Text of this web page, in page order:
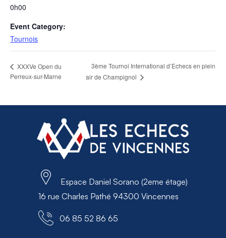
0h00
Event Category:
Tournois
XXXVe Open du
Perreux-sur-Marne
3ème Tournoi International d’Echecs en plein
air de Champignol
Espace Daniel Sorano (2eme étage)
16 rue Charles Pathé 94300 Vincennes
06 85 52 86 65